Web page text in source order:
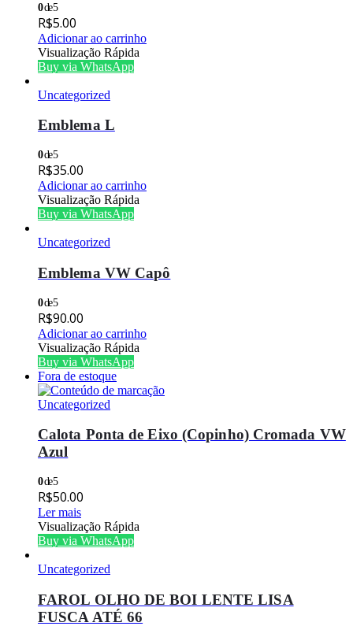
0de 5
R$5.00
Adicionar ao carrinho
Visualização Rápida
Buy via WhatsApp
Uncategorized
Emblema L
0de 5
R$35.00
Adicionar ao carrinho
Visualização Rápida
Buy via WhatsApp
Uncategorized
Emblema VW Capô
0de 5
R$90.00
Adicionar ao carrinho
Visualização Rápida
Buy via WhatsApp
Fora de estoque
Uncategorized
Calota Ponta de Eixo (Copinho) Cromada VW
Azul
0de 5
R$50.00
Ler mais
Visualização Rápida
Buy via WhatsApp
Uncategorized
FAROL OLHO DE BOI LENTE LISA
FUSCA ATÉ 66